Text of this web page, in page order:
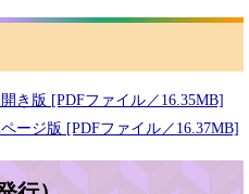
き版 [PDFファイル／16.35MB]
ージ版 [PDFファイル／16.37MB]